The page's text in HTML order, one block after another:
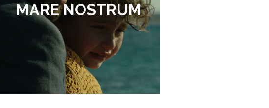
MARE NOSTRUM